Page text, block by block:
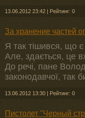
13.06.2012 23:42 | Рейтинг: 0
За хранение частей
Я так тішився, що є
Але, здається, це
До речі, пане
законодавчої, так
13.06.2012 13:30 | Рейтинг: 0
Пистолет "Черный